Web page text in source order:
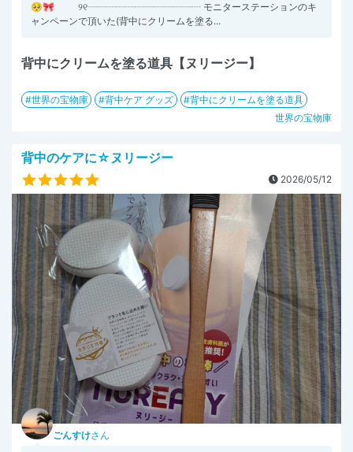
🥺🎀 ୨୧┈┈┈┈┈┈┈┈┈┈┈┈ モニターステーションのキ
ャンペーンで頂いた(背中にクリームを塗る...
背中にクリームを塗る道具【ヌリージー】
世界の宝物庫 背中ケア グッズ
背中にクリームを塗る道具
世界の宝物庫
背中のケアに☆ヌリージー
2026/05/12
ごんすけさん